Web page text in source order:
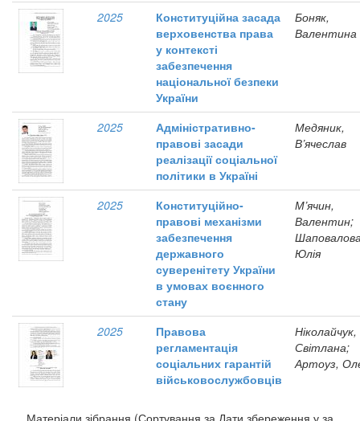
2025
Конституційна засада
верховенства права
у контексті
забезпечення
національної безпеки
України
Боняк,
Валентина
2025
Адміністративно-
правові засади
реалізації соціальної
політики в Україні
Медяник,
В’ячеслав
2025
Конституційно-
правові механізми
забезпечення
державного
суверенітету України
в умовах воєнного
стану
М’ячин,
Валентин;
Юлія
2025
Правова
регламентація
соціальних гарантій
військовослужбовців
Ніколайчук,
Світлана;
Артоуз,